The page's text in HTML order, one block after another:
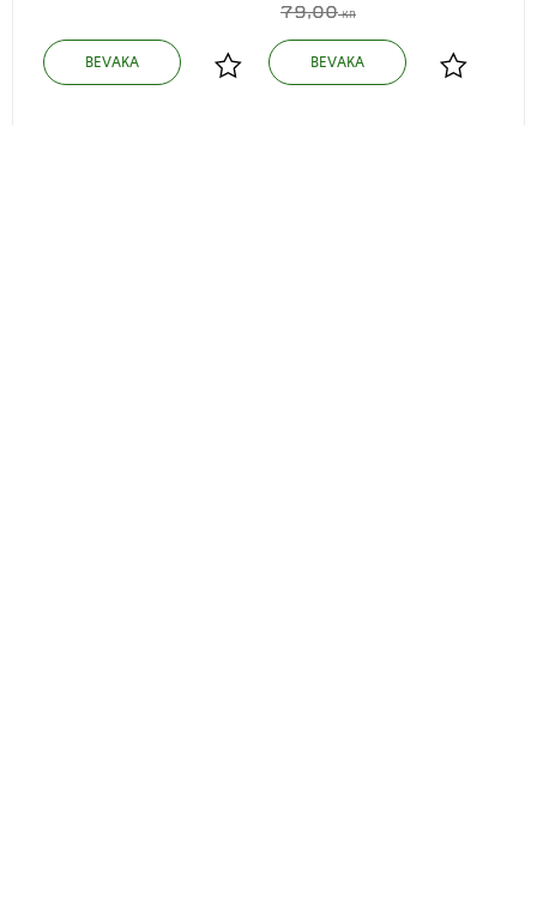
Lägg till i favoriter
79,00KR
Lägg till i